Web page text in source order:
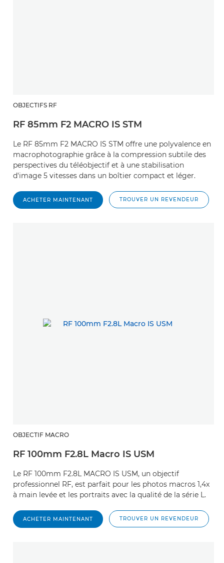
OBJECTIFS RF
RF 85mm F2 MACRO IS STM
Le RF 85mm F2 MACRO IS STM offre une polyvalence en
macrophotographie grâce à la compression subtile des
perspectives du téléobjectif et à une stabilisation
d'image 5 vitesses dans un boîtier compact et léger.
ACHETER MAINTENANT TROUVER UN REVENDEUR
OBJECTIF MACRO
RF 100mm F2.8L Macro IS USM
Le RF 100mm F2.8L MACRO IS USM, un objectif
professionnel RF, est parfait pour les photos macros 1,4x
à main levée et les portraits avec la qualité de la série L.
ACHETER MAINTENANT TROUVER UN REVENDEUR